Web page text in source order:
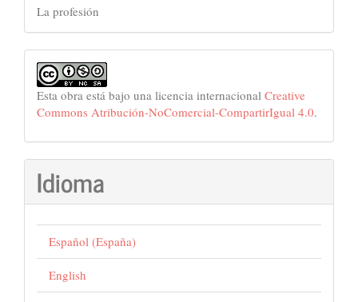
La profesión
Esta obra está bajo una licencia internacional Creative
Commons Atribución-NoComercial-CompartirIgual 4.0.
Idioma
Español (España)
English